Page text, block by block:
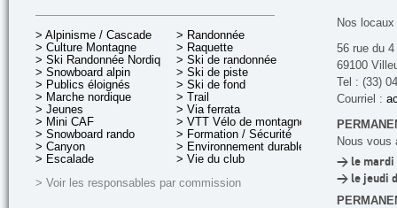
> Alpinisme / Cascade
> Culture Montagne
> Ski Randonnée Nordique
> Snowboard alpin
> Publics éloignés
> Marche nordique
> Jeunes
> Mini CAF
> Snowboard rando
> Canyon
> Escalade
> Randonnée
> Raquette
> Ski de randonnée
> Ski de piste
> Ski de fond
> Trail
> Via ferrata
> VTT Vélo de montagne
> Formation / Sécurité
> Environnement durable
> Vie du club
> Voir les responsables par commission
Nos
56 rue du
69100
Tel : (33)
Courriel :
Nous vous
> le mardi
> le jeudi